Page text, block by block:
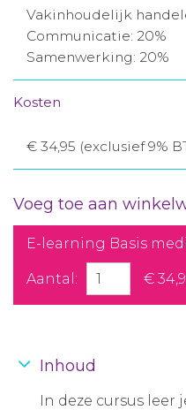
Vakinhoudelijk
Communicatie: 20%
Samenwerking: 20%
Kosten
€ 34,95 (exclusief 9%
Voeg toe aan
E-learning Basis
Aantal: €
Inhoud
In deze cursus